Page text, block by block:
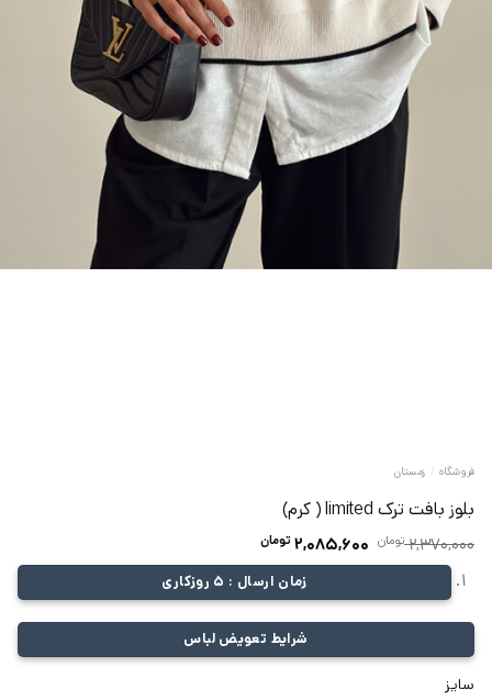
فروشگاه / زمستان
بلوز بافت ترک limited ( کرم)
2,370,000 تومان قیمت
اصلی:
2,370,000 تومان
بود.
2,085,600تومانقیمت
فعلی:
2,085,600 تومان.زمان ارسال : 5 روزکاری
شرایط تعویض لباس
سایز